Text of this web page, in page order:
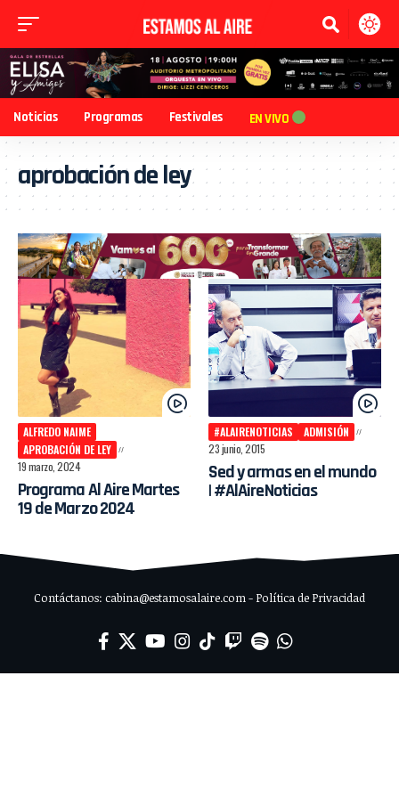
Noticias Programas Festivales EN VIVO
aprobación de ley
ALFREDO NAIME
APROBACIÓN DE LEY
19 marzo, 2024
Programa Al Aire Martes
19 de Marzo 2024
#ALAIRENOTICIAS
ADMISIÓN
23 junio, 2015
Sed y armas en el mundo
| #AlAireNoticias
Contáctanos: cabina@estamosalaire.com - Política de Privacidad